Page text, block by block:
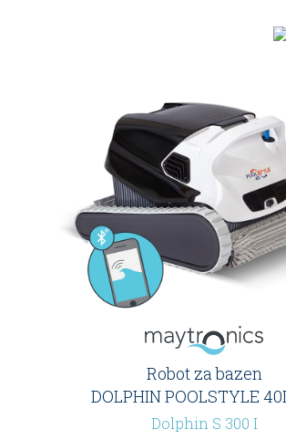
Robot za bazen
DOLPHIN POOLSTYLE
Dolphin S 300 I